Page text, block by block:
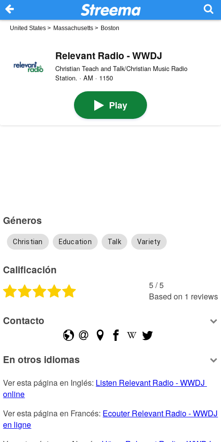
United States > Massachusetts > Boston
Relevant Radio - WWDJ
Christian Teach and Talk/Christian Music Radio
Station. · AM · 1150
Play
Géneros
Christian Education Talk Variety
Calificación
5 /5
Based on 1 reviews
Contacto
En otros idiomas
Ver esta página en Inglés: Listen Relevant Radio - WWDJ
online
Ver esta página en Francés: Ecouter Relevant Radio - WWDJ
en ligne